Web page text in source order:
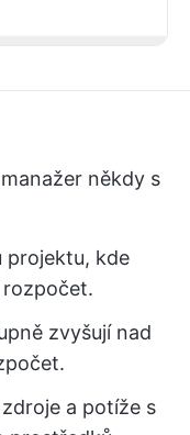
někdy s
projektu, kde
zvyšují nad
a potíže s